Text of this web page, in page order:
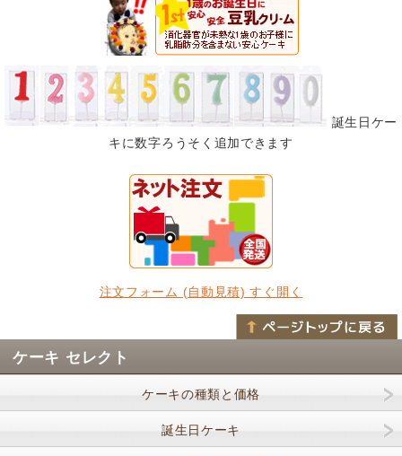
誕生日ケー
キに数字ろうそく追加できます
注文フォーム (自動見積) すぐ開く
ケーキ セレクト
ケーキの種類と価格
誕生日ケーキ